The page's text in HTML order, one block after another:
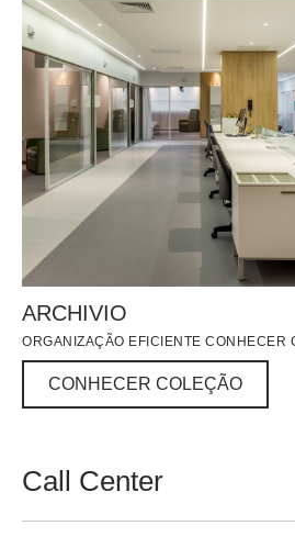
ARCHIVIO
ORGANIZAÇÃO EFICIENTE CONHECER
CONHECER COLEÇÃO
CONHECER COLEÇÃO
Call Center